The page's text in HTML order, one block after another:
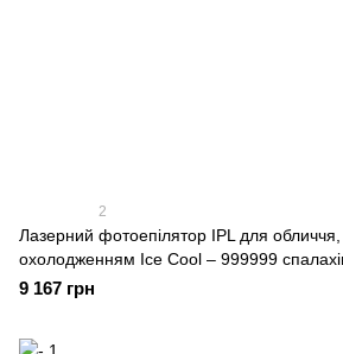
2
Лазерний фотоепілятор IPL для обличчя,
охолодженням Ice Cool – 999999
9 167 грн